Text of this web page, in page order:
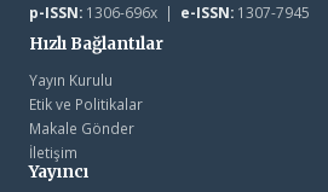
p-ISSN:1306-696x | e-ISSN:1307-7945
Hızlı Bağlantılar
Yayın Kurulu
Etik ve Politikalar
Makale Gönder
İletişim
Yayıncı